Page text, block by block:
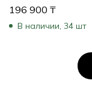
(A4, Цветной, CIS)
196 900 ₸
В наличии, 34 шт